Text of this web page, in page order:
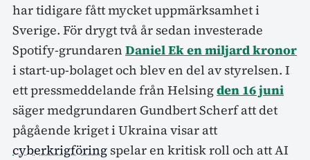
har tidigare fått mycket uppmärksamhet i
Sverige. För drygt två år sedan investerade
Spotify-grundaren Daniel Ek en miljard kronor
i start-up-bolaget och blev en del av styrelsen. I
ett pressmeddelande från Helsingden 16 juni
säger medgrundaren Gundbert Scherf att det
pågående kriget i Ukraina visar att
cyberkrigföring spelar en kritisk roll och att AI